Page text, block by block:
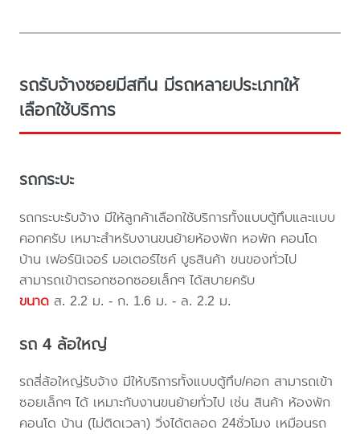
รถรับจ้างซอยมีสทีน มีรถหลายประเภทให้
เลือกใช้บริการ
รถกระบะ
รถกระบะรับจ้าง มีให้ลูกค้าเลือกใช้บริการทั้งแบบตู้ทึบและแบบ
คอกครับ เหมาะสำหรับงานขนย้ายห้องพัก หอพัก คอนโด
บ้าน เฟอร์นิเจอร์ มอเตอร์ไซค์ บูธสินค้า ขนของทั่วไป
สามารถเข้าตรอกซอกซอยเล็กๆ ได้สบายครับ
ขนาด ส. 2.2 ม. - ก. 1.6 ม. - ล. 2.2 ม.
รถ 4 ล้อใหญ่
รถสี่ล้อใหญ่รับจ้าง มีให้บริการทั้งแบบตู้ทึบ/คอก สามารถเข้า
ซอยเล็กๆ ได้ เหมาะกับงานขนย้ายทั่วไป เช่น สินค้า ห้องพัก
คอนโด บ้าน (ไม่ติดเวลา) วิ่งได้ตลอด 24ชั่วโมง เหมือนรถ